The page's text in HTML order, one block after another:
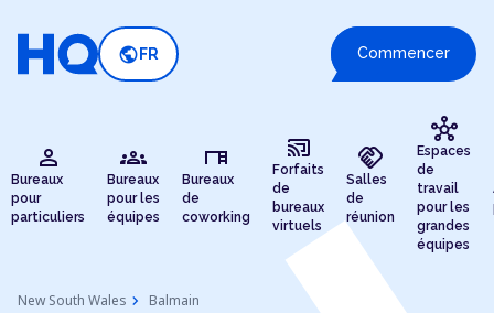
public FR Commencer
person
Bureaux
pour
particuliers
groups
Bureaux
pour les
équipes
desk
Bureaux
de
coworking
cast_connected
Forfaits
de
bureaux
virtuels
handshake
Salles
de
réunion
hub
Espaces
de
travail
pour les
grandes
équipes
New South Wales chevron_right Balmain